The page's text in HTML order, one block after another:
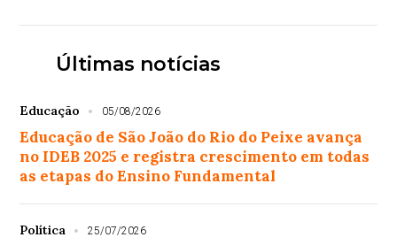
Últimas notícias
Educação 05/08/2026
Educação de São João do Rio do Peixe avança
no IDEB 2025 e registra crescimento em todas
as etapas do Ensino Fundamental
Política 25/07/2026